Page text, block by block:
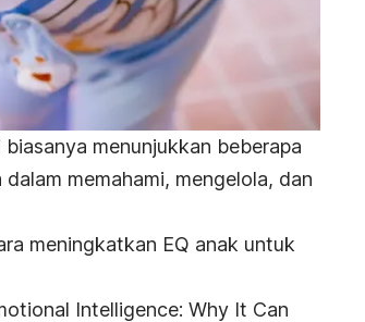
menunjukkan beberapa
memahami, mengelola, dan
meningkatkan EQ anak untuk
Intelligence: Why It Can